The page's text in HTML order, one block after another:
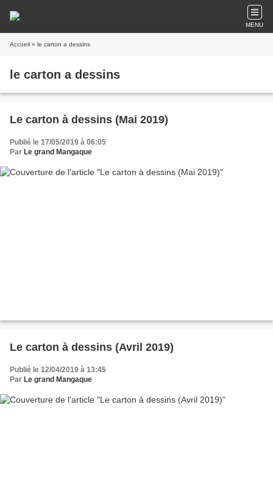
MENU
Accueil » le carton a dessins
le carton a dessins
Le carton à dessins (Mai 2019)
Publié le 17/05/2019 à 06:05
Par Le grand Mangaque
Le carton à dessins (Avril 2019)
Publié le 12/04/2019 à 13:45
Par Le grand Mangaque